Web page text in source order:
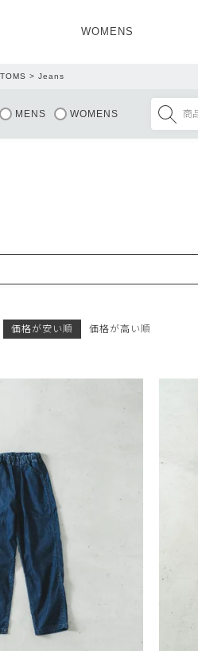
WOMENS
Jeans
MENS WOMENS
価格が安い順 価格が高い順